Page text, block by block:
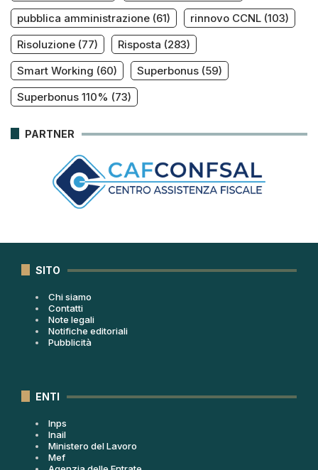
pubblica amministrazione (61) rinnovo CCNL (103)
Risoluzione (77) Risposta (283)
Smart Working (60) Superbonus (59)
Superbonus 110% (73)
PARTNER
SITO
Chi siamo
Contatti
Note legali
Notifiche editoriali
Pubblicità
ENTI
Inps
Inail
Ministero del Lavoro
Mef